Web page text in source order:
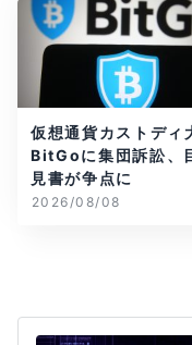
仮想通貨カストディ
BitGoに集団訴訟、
見書が争点に
2026/08/08